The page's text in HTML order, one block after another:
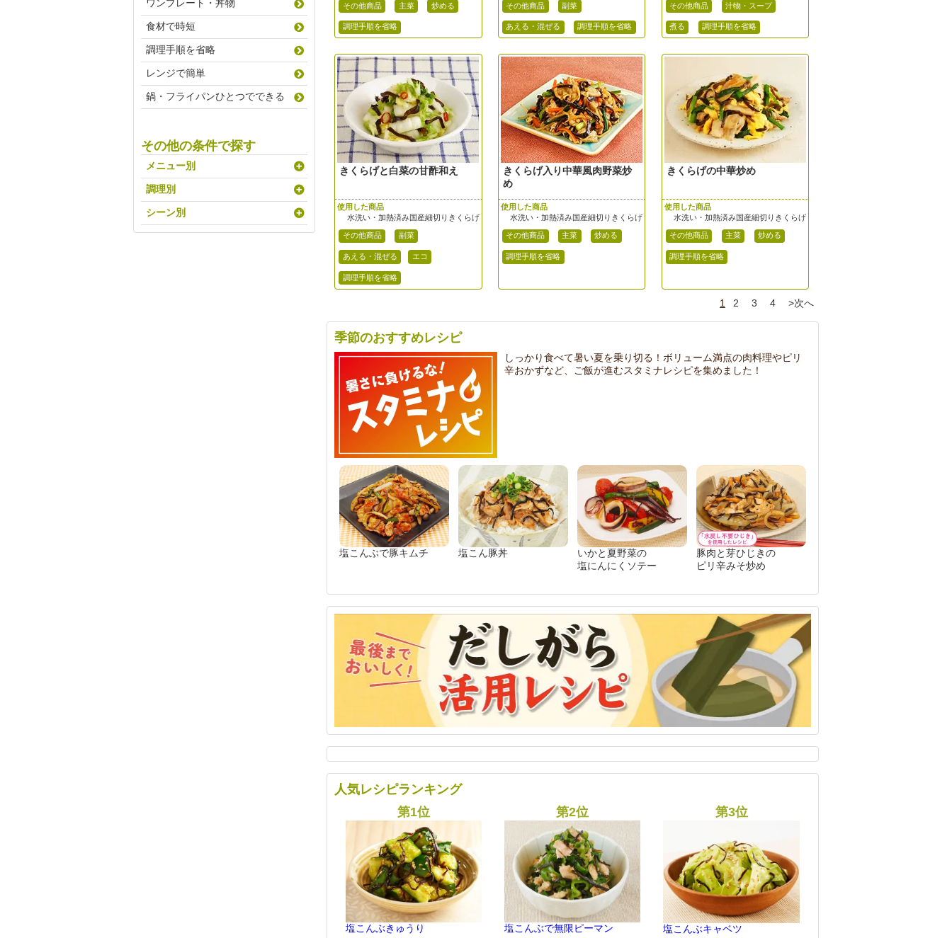
その他商品 主菜 炒める
調理手順を省略
その他商品 副菜
あえる・混ぜる 調理手順を省略
その他商品 汁物・スープ
煮る 調理手順を省略
きくらげと白菜の甘酢和え
使用した商品
水洗い・加熱済み国産細切りきくらげ
その他商品 副菜
あえる・混ぜる エコ
調理手順を省略
きくらげ入り中華風肉野菜炒
め
使用した商品
水洗い・加熱済み国産細切りきくらげ
その他商品 主菜 炒める
調理手順を省略
きくらげの中華炒め
使用した商品
水洗い・加熱済み国産細切りきくらげ
その他商品 主菜 炒める
調理手順を省略
1 2 3 4 >次へ
季節のおすすめレシピ
しっかり食べて暑い夏を乗り切る！ボリューム満点の肉料理やピリ
辛おかずなど、ご飯が進むスタミナレシピを集めました！
塩こんぶで豚キムチ 塩こん豚丼
いかと夏野菜の
塩にんにくソテー
豚肉と芽ひじきの
ピリ辛みそ炒め
人気レシピランキング
塩こんぶきゅうり 塩こんぶで無限ピーマン 塩こんぶキャベツ
ワンプレート・丼物
食材で時短
調理手順を省略
レンジで簡単
鍋・フライパンひとつでできる
その他の条件で探す
メニュー別
調理別
シーン別